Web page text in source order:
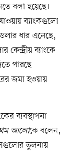
বলা হয়েছে।
ব্যাংকগুলো
ডলার ধার এনেছে,
ব্যাংকে
পারছে
জমা হওয়ায়
ব্যবস্থাপনা
আলোকে বলেন,
তুলনায়